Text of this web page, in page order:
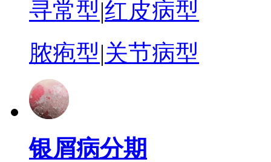
寻常型|红皮病型
脓疱型|关节病型
银屑病分期